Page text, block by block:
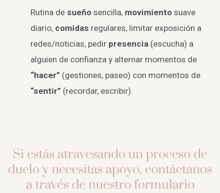
Rutina de sueñosencilla, movimientosuave
diario, comidas regulares, limitar exposición a
redes/noticias, pedir presencia(escucha) a
alguien de confianza y alternar momentos de
“hacer” (gestiones, paseo) con momentos de
“sentir” (recordar, escribir).
Si estás atravesando un proceso de
duelo y necesitas apoyo, contáctanos
a través de nuestro formulario